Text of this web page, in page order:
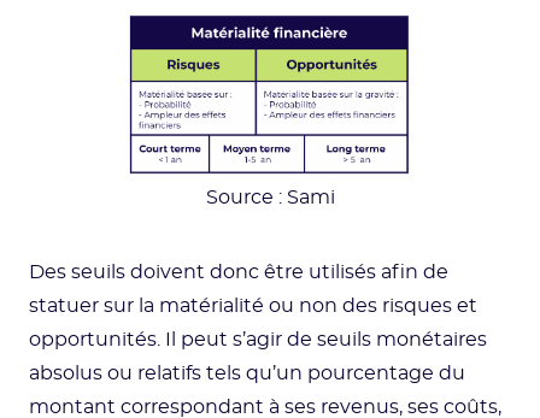
Source : Sami
Des seuils doivent donc être utilisés afin de
statuer sur la matérialité ou non des risques et
opportunités. Il peut s’agir de seuils monétaires
absolus ou relatifs tels qu’un pourcentage du
montant correspondant à ses revenus, ses coûts,